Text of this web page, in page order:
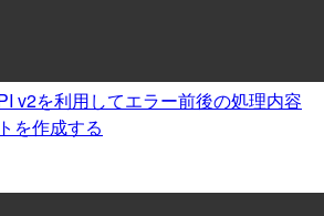
v2を利用してエラー前後の処理内容
を作成する